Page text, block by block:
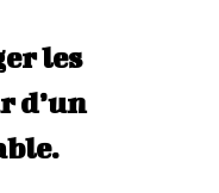
les
d’un